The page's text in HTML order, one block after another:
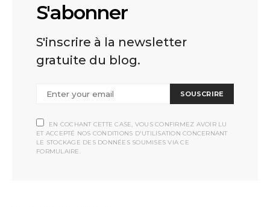
S'abonner
S'inscrire à la newsletter
gratuite du blog.
SOUSCRIRE
EN COCHANT CETTE CASE, VOUS CONFIRMEZ AVOIR LU
ET ACCEPTÉ NOS CONDITIONS D'UTILISATION CONCERNANT
LE STOCKAGE DES DONNÉES SOUMISES VIA CE
FORMULAIRE.